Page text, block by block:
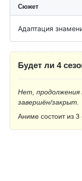
Сюжет
Адаптация
Будет ли 4
Нет,
завершён/закрыт.
Аниме состоит из 3